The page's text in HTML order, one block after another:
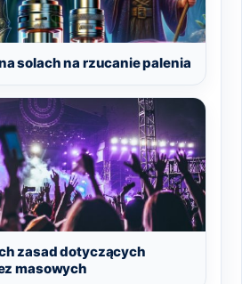
solach na rzucanie palenia
zasad dotyczących
masowych